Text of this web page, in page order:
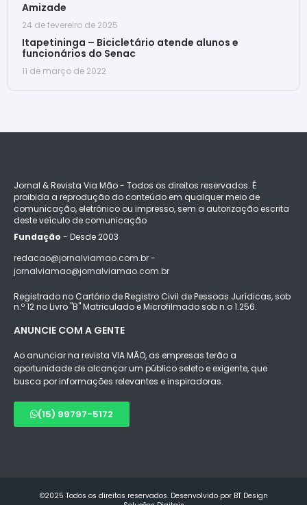
Amizade
24 de fevereiro de 2025
Itapetininga – Bicicletário atende alunos e
funcionários do Senac
11 de março de 2022
Jornal & Revista Via Mão - Todos os direitos reservados. É
proibida a reprodução do conteúdo em qualquer meio de
comunicação, eletrônico ou impresso, sem a autorização escrita
deste veículo de comunicação
Fundação - Desde 2003
redacao@jornalviamao.com.br -
jornalviamao@jornalviamao.com.br
Registrado no Cartório de Registro Civil de Pessoas Jurídicas, sob
n.º 12 no Livro "B" Matriculado e Microfilmado sob n.o 1.256.
ANUNCIE COM A GENTE
Ao anunciar na revista VIA MÃO, as empresas terão a
oportunidade de alcançar um público seleto e exigente, que
busca por informações relevantes e inspiradoras.
(15) 99797-5172
©2025 Todos os direitos reservados. Desenvolvido por BT Design